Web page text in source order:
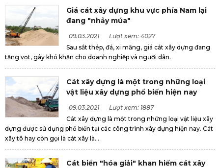
Giá cát xây dựng khu vực phía Nam lại
đang "nhảy múa"
09.03.2021
Lượt xem: 4027
Sau sắt thép, đá, xi măng, giá cát xây dựng đang
tăng vọt, gây khó khăn cho doanh nghiệp và người dân.
Cát xây dựng là một trong những loại
vật liệu xây dựng phổ biến hiện nay
09.03.2021
Lượt xem: 1887
Cát xây dựng là một trong những loại vật liệu xây
dựng được sử dụng phổ biến tại các công trình xây dựng hiện nay. Cát
xây tô hay còn gọi là cát xây là...
Cát biển "hóa giải" khan hiếm cát xây